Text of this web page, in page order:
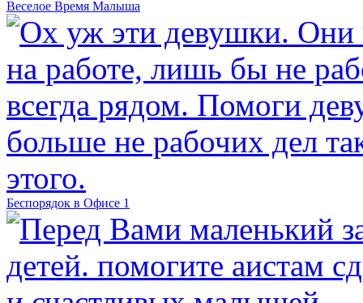
Веселое Время Малыша
Беспорядок в Офисе 1